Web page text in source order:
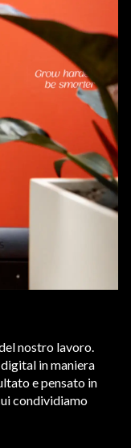
nostro lavoro.
in maniera
e pensato in
condividiamo